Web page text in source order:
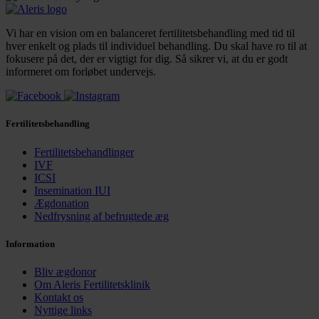
Vi har en vision om en balanceret fertilitetsbehandling med tid til
hver enkelt og plads til individuel behandling. Du skal have ro til at
fokusere på det, der er vigtigt for dig. Så sikrer vi, at du er godt
informeret om forløbet undervejs.
Fertilitetsbehandling
Fertilitetsbehandlinger
IVF
ICSI
Insemination IUI
Ægdonation
Nedfrysning af befrugtede æg
Information
Bliv ægdonor
Om Aleris Fertilitetsklinik
Kontakt os
Nyttige links